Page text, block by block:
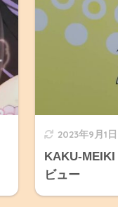
2023年9月1日
KAKU-
ビュー